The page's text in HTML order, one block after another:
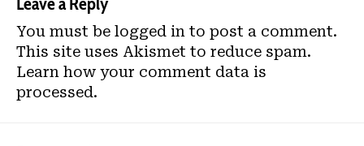
You must be logged in to post a comment.
This site uses Akismet to reduce spam.
Learn how your comment data is
processed.